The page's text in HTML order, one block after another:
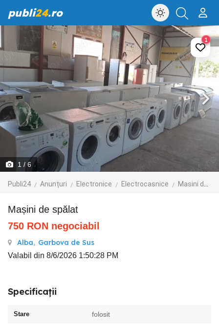
publi24.ro
1 / 6
Publi24 Anunțuri Electronice Electrocasnice Masini de spalat
1
Mașini de spălat
750 RON negociabil
Alba, Garbova de Sus
Valabil din 8/6/2026 1:50:28 PM
Specificații
Stare folosit